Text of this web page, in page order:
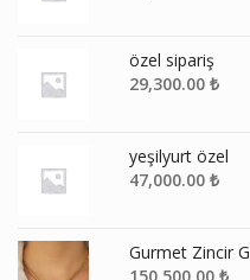
özel sipariş
29,300.00 ₺
yeşilyurt özel
47,000.00 ₺
Gurmet Zincir